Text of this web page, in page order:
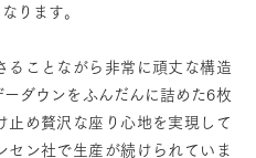
ります。
ることながら非常に頑丈な構造
ダウンをふんだんに詰めた6枚
止め贅沢な座り心地を実現して
セン社で生産が続けられていま